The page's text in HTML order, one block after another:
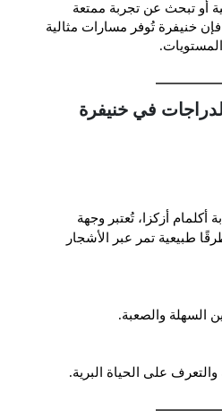
أو تبحث عن تجربة ممتعة
خنيفرة تُوفر مسارات مثالية
أكلمام أزكزا، تُعتبر وجهة
طبيعية تمر عبر الأشجار
السهلة والصعبة.
على الحياة البرية.